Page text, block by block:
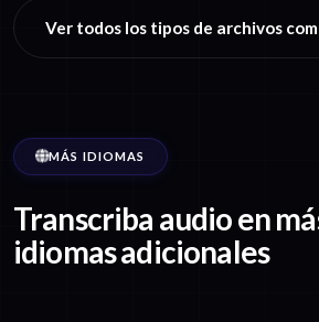
Ver todos los tipos de archivos
MÁS IDIOMAS
Transcriba audio en
idiomas adicionales